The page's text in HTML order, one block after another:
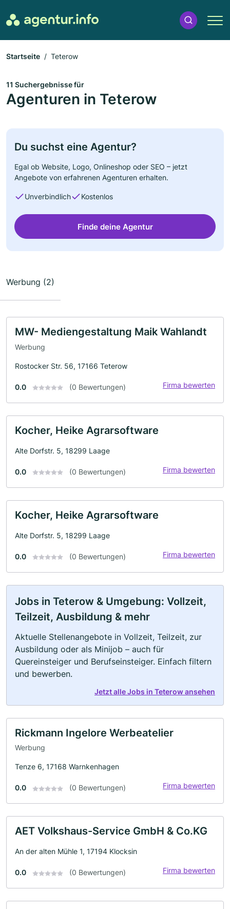
Startseite Teterow
11 Suchergebnisse für
Agenturen in Teterow
Du suchst eine Agentur?
Egal ob Website, Logo, Onlineshop oder SEO – jetzt
Angebote von erfahrenen Agenturen erhalten.
Unverbindlich Kostenlos
Finde deine Agentur
Werbung (2)
MW- Mediengestaltung Maik Wahlandt
Werbung
Rostocker Str. 56, 17166 Teterow
0.0 (0 Bewertungen) Firma bewerten
Kocher, Heike Agrarsoftware
Alte Dorfstr. 5, 18299 Laage
0.0 (0 Bewertungen) Firma bewerten
Kocher, Heike Agrarsoftware
Alte Dorfstr. 5, 18299 Laage
0.0 (0 Bewertungen) Firma bewerten
Jobs in Teterow & Umgebung: Vollzeit,
Teilzeit, Ausbildung & mehr
Aktuelle Stellenangebote in Vollzeit, Teilzeit, zur
Ausbildung oder als Minijob – auch für
Quereinsteiger und Berufseinsteiger. Einfach filtern
und bewerben.
Jetzt alle Jobs in Teterow ansehen
Rickmann Ingelore Werbeatelier
Werbung
Tenze 6, 17168 Warnkenhagen
0.0 (0 Bewertungen) Firma bewerten
AET Volkshaus-Service GmbH & Co.KG
An der alten Mühle 1, 17194 Klocksin
0.0 (0 Bewertungen) Firma bewerten